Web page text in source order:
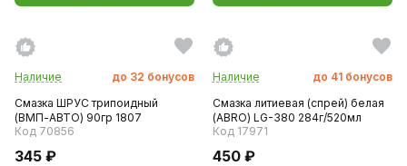
Наличие до 32 бонусов
Смазка ШРУС трипоидный
(ВМП-АВТО) 90гр 1807
Код 70856
345 ₽
Наличие до 41 бонусов
Смазка литиевая (спрей) белая
(ABRO) LG-380 284г/520мл
Код 17971
450 ₽